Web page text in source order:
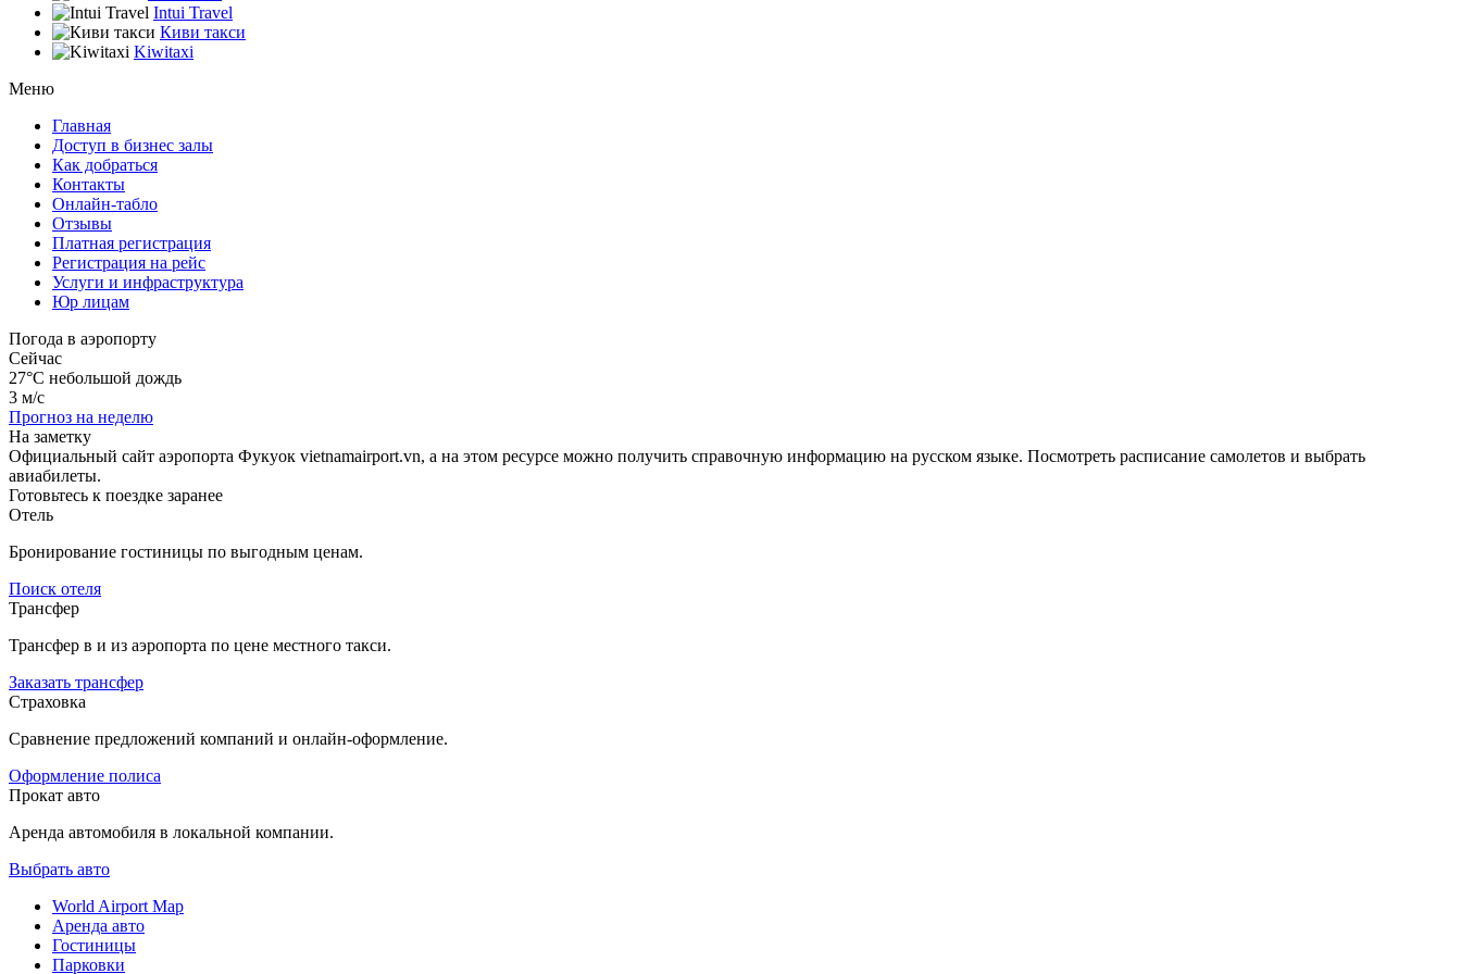
Intui Travel
Киви такси
Kiwitaxi
Меню
Главная
Доступ в бизнес залы
Как добраться
Контакты
Онлайн-табло
Отзывы
Платная регистрация
Регистрация на рейс
Услуги и инфраструктура
Юр лицам
Погода в аэропорту
Сейчас
27°C небольшой дождь
3 м/с
Прогноз на неделю
На заметку
Официальный сайт аэропорта Фукуок vietnamairport.vn, а на этом ресурсе можно получить справочную информацию на русском языке. Посмотреть расписание самолетов и выбрать
авиабилеты.
Готовьтесь к поездке заранее
Отель
Бронирование гостиницы по выгодным ценам.
Поиск отеля
Трансфер
Трансфер в и из аэропорта по цене местного такси.
Заказать трансфер
Страховка
Сравнение предложений компаний и онлайн-оформление.
Оформление полиса
Прокат авто
Аренда автомобиля в локальной компании.
Выбрать авто
World Airport Map
Аренда авто
Гостиницы
Парковки